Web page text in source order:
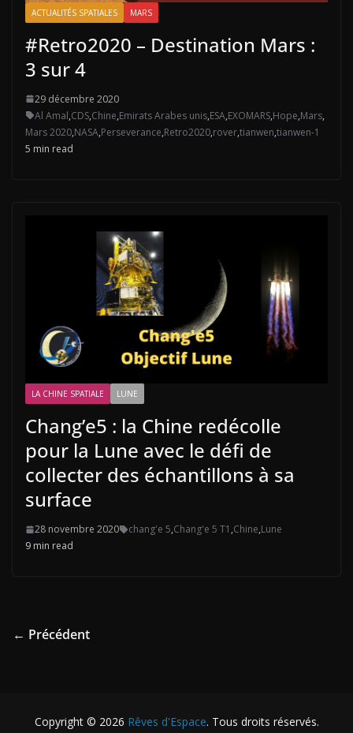
ACTUALITÉS SPATIALES MARS
#Retro2020 – Destination Mars :
3 sur 4
29 décembre 2020
Al Amal,CDS,Chine,Emirats Arabes unis,ESA,EXOMARS,Hope,Mars,
Mars 2020,NASA,Perseverance,Retro2020,rover,tianwen,tianwen-1
5 min read
LA CHINE SPATIALE LUNE
Chang’e5 : la Chine redécolle
pour la Lune avec le défi de
collecter des échantillons à sa
surface
28 novembre 2020 chang'e 5,Chang'e 5 T1,Chine,Lune
9 min read
← Précédent
Copyright © 2026 Rêves d'Espace. Tous droits réservés.